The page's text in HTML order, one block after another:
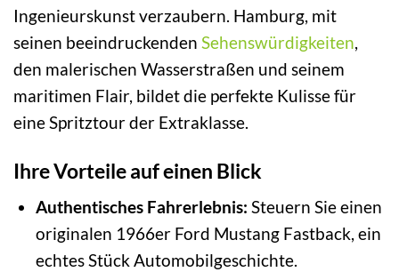
Ingenieurskunst verzaubern. Hamburg, mit
seinen beeindruckenden Sehenswürdigkeiten,
den malerischen Wasserstraßen und seinem
maritimen Flair, bildet die perfekte Kulisse für
eine Spritztour der Extraklasse.
Ihre Vorteile auf einen Blick
Authentisches Fahrerlebnis: Steuern Sie einen
originalen 1966er Ford Mustang Fastback, ein
echtes Stück Automobilgeschichte.